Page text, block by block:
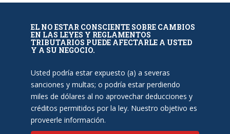
EL NO ESTAR CONSCIENTE SOBRE CAMBIOS
EN LAS LEYES Y REGLAMENTOS
TRIBUTARIOS PUEDE AFECTARLE A USTED
Y A SU NEGOCIO.
Usted podría estar expuesto (a) a severas
sanciones y multas; o podría estar perdiendo
miles de dólares al no aprovechar deducciones y
créditos permitidos por la ley. Nuestro objetivo es
proveerle información.